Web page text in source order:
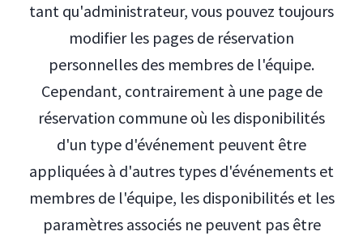
tant qu'administrateur, vous pouvez toujours
modifier les pages de réservation
personnelles des membres de l'équipe.
Cependant, contrairement à une page de
réservation commune où les disponibilités
d'un type d'événement peuvent être
appliquées à d'autres types d'événements et
membres de l'équipe, les disponibilités et les
paramètres associés ne peuvent pas être